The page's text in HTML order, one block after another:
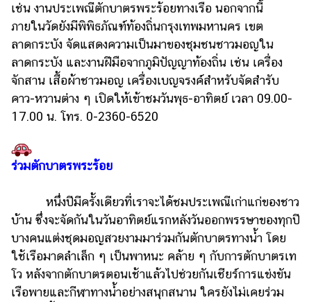
เช่น งานประเพณีตักบาตรพระร้อยทางเรือ นอกจากนี้
ภายในวัดยังมีพิพิธภัณฑ์ท้องถิ่นกรุงเทพมหานคร เขต
ลาดกระบัง จัดแสดงความเป็นมาของชุมชนชาวมอญใน
ลาดกระบัง และงานฝีมือจากภูมิปัญญาท้องถิ่น เช่น เครื่อง
จักสาน เสื้อผ้าชาวมอญ เครื่องเบญจรงค์สำหรับจัดสำรับ
คาว-หวานต่าง ๆ เปิดให้เข้าชมวันพุธ-อาทิตย์ เวลา 09.00-
17.00 น. โทร. 0-2360-6520
ร่วมตักบาตรพระร้อย
หนึ่งปีมีครั้งเดียวที่เราจะได้ชมประเพณีเก่าแก่ของชาว
บ้าน ซึ่งจะจัดกันในวันอาทิตย์แรกหลังวันออกพรรษาของทุกปี
บางคนแต่งชุดมอญสวยงามมาร่วมกันตักบาตรทางน้ำ โดย
ใช้เรือมาดลำเล็ก ๆ เป็นพาหนะ คล้าย ๆ กับการตักบาตรเท
โว หลังจากตักบาตรตอนเช้าแล้วไปช่วยกันเชียร์การแข่งขัน
เรือพายและกีฬาทางน้ำอย่างสนุกสนาน ใครยังไม่เคยร่วม